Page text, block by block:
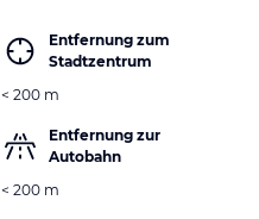
Entfernung zum
Stadtzentrum
< 200 m
Entfernung zur
Autobahn
< 200 m